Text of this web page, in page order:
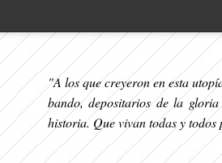
"A los que creyeron en esta
bando, depositarios de la
historia. Que vivan todas y